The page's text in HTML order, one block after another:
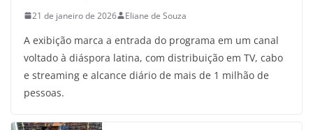
21 de janeiro de 2026 Eliane de Souza
A exibição marca a entrada do programa em um canal
voltado à diáspora latina, com distribuição em TV, cabo
e streaming e alcance diário de mais de 1 milhão de
pessoas.